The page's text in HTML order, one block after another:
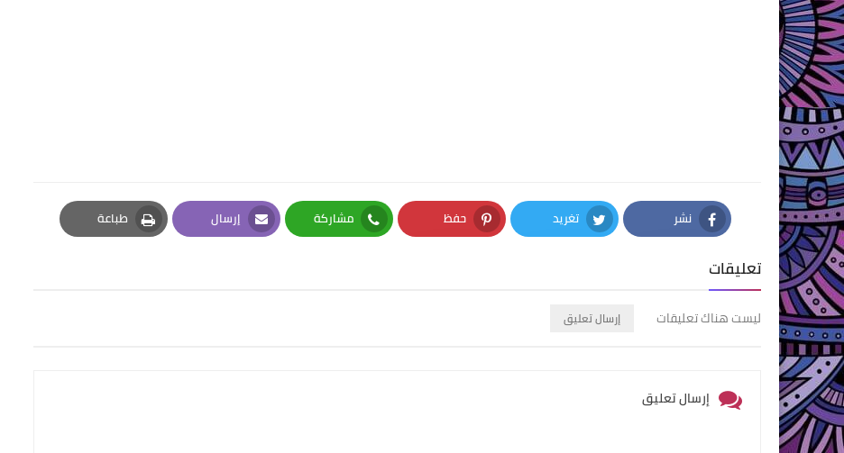
نشر
Facebook
تغريد
Twitter
حفظ
Pinterest
مشاركة
Whatsapp
إرسال
Email
طباعة
Print
تعليقات
ليست هناك تعليقات إرسال تعليق
إرسال تعليق